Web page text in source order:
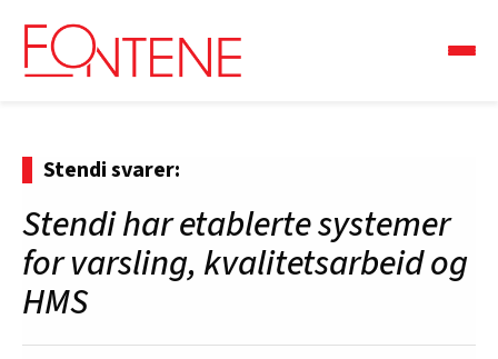
Stendi svarer:
Stendi har etablerte systemer
for varsling, kvalitetsarbeid og
HMS